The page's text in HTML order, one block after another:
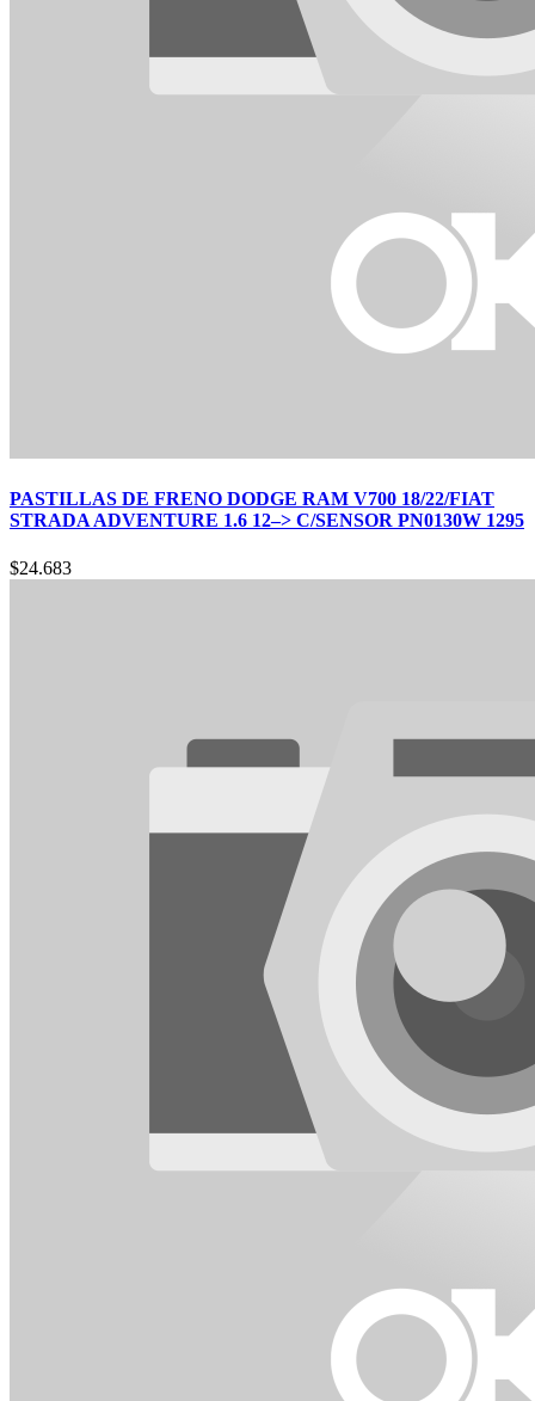
PASTILLAS DE FRENO DODGE RAM V700 18/22/FIAT
STRADA ADVENTURE 1.6 12–> C/SENSOR PN0130W 1295
$24.683